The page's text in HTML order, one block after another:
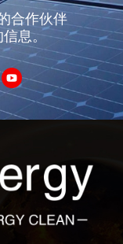
合作伙伴
信息。